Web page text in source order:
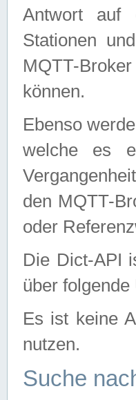
Antwort auf
Stationen
MQTT-
können.
Ebenso
welche es
den MQTT-
oder
Die Dict-API
über
Es ist keine
nutzen.
Suche